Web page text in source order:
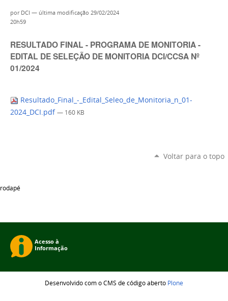
por DCI — última modificação 29/02/2024
20h59
RESULTADO FINAL - PROGRAMA DE MONITORIA -
EDITAL DE SELEÇÃO DE MONITORIA DCI/CCSA Nº
01/2024
Resultado_Final_-_Edital_Seleo_de_Monitoria_n_01-
2024_DCI.pdf — 160 KB
Voltar para o topo
rodapé
Desenvolvido com o CMS de código aberto Plone